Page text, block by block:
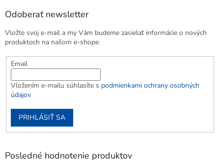
Odoberať newsletter
Vložte svoj e-mail a my Vám budeme zasielať informácie o nových
produktoch na našom e-shope.
Email
Vložením e-mailu súhlasíte s podmienkami ochrany osobných
údajov
PRIHLÁSIŤ SA
Posledné hodnotenie produktov